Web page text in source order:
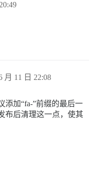
月 11 日 22:08
添加“fa-”前缀的最后一
布后清理这一点，使其